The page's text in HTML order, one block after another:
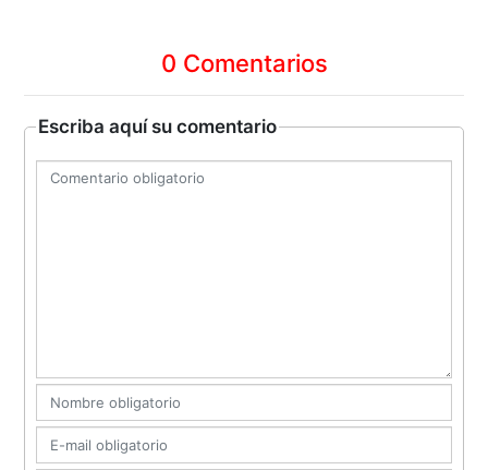
0 Comentarios
Escriba aquí su comentario